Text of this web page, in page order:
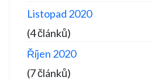
Listopad 2020
(4 článků)
Říjen 2020
(7 článků)